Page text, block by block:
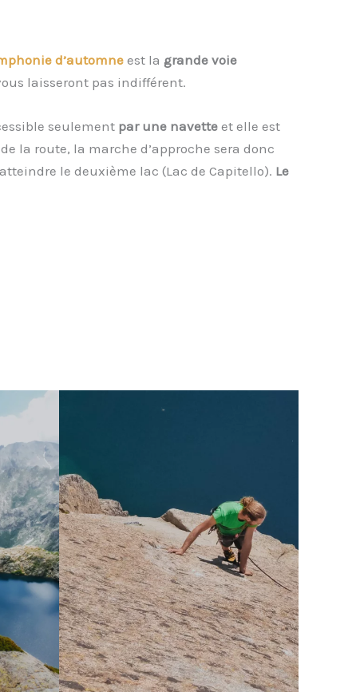
d’automneest la grande voie
laisseront pas indifférent.
seulement par une navette et elle est
la route, la marche d’approche sera donc
le deuxième lac (Lac de Capitello). Le